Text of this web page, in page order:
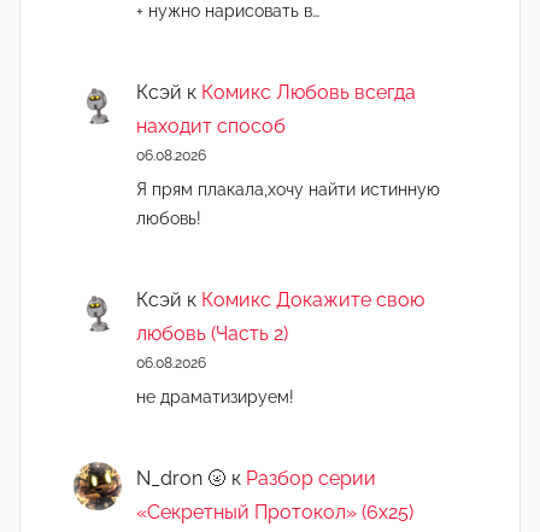
+ нужно нарисовать в…
Ксэй к Комикс Любовь всегда
находит способ
06.08.2026
Я прям плакала,хочу найти истинную
любовь!
Ксэй к Комикс Докажите свою
любовь (Часть 2)
06.08.2026
не драматизируем!
N_dron 🌝 к Разбор серии
«Секретный Протокол» (6х25)